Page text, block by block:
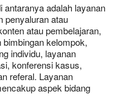
antaranya adalah layanan
penyaluran atau
atau pembelajaran,
kelompok,
individu, layanan
konferensi kasus,
referal. Layanan
aspek bidang